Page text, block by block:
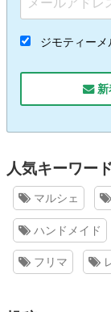
ジモティー
新
人気キーワー
マルシェ
ハンドメイド
フリマ